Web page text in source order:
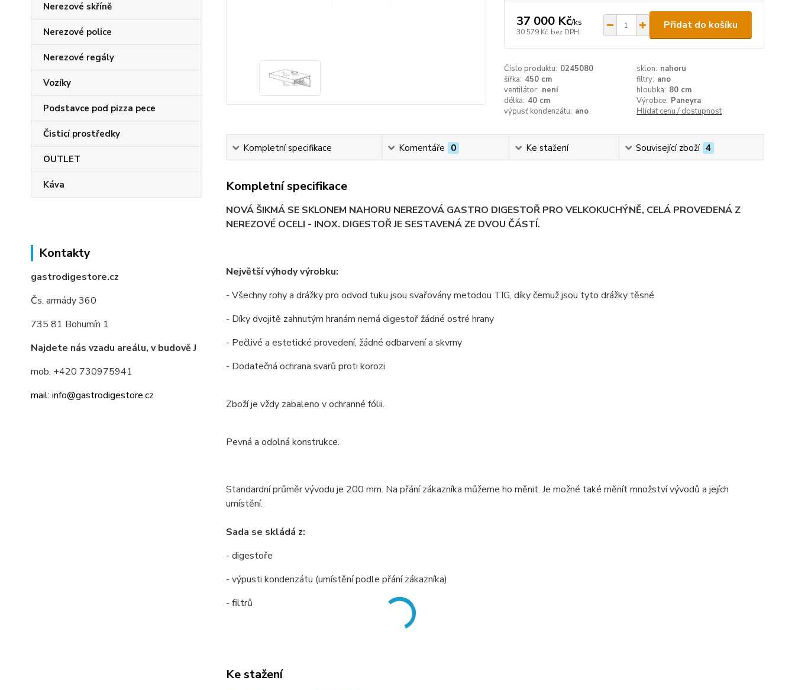
Nerezové skříně
Nerezové police
Nerezové regály
Vozíky
Podstavce pod pizza pece
Čisticí prostředky
OUTLET
Káva
Kontakty
gastrodigestore.cz
Čs. armády 360
735 81 Bohumín 1
Najdete nás vzadu areálu, v budově J
mob. +420 730975941
mail: info@gastrodigestore.cz
37 000 Kč/ks
30 579 Kč bez DPH
Přidat do košíku
Číslo produktu: 0245080 sklon: nahoru
šířka: 450 cm filtry: ano
ventilátor: není hloubka: 80 cm
délka: 40 cm Výrobce: Paneyra
výpusť kondenzátu: ano Hlídat cenu / dostupnost
Kompletní specifikace Komentáře 0 Ke stažení Související zboží 4
Kompletní specifikace
NOVÁ ŠIKMÁ SE SKLONEM NAHORU NEREZOVÁ GASTRO DIGESTOŘ PRO VELKOKUCHÝNĚ, CELÁ PROVEDENÁ Z
NEREZOVÉ OCELI - INOX. DIGESTOŘ JE SESTAVENÁ ZE DVOU ČÁSTÍ.
Největší výhody výrobku:
- Všechny rohy a drážky pro odvod tuku jsou svařovány metodou TIG, díky čemuž jsou tyto drážky těsné
- Díky dvojitě zahnutým hranám nemá digestoř žádné ostré hrany
- Pečlivé a estetické provedení, žádné odbarvení a skvrny
- Dodatečná ochrana svarů proti korozi
Zboží je vždy zabaleno v ochranné fólii.
Pevná a odolná konstrukce.
Standardní průměr vývodu je 200 mm. Na přání zákazníka můžeme ho měnit. Je možné také měnít množství vývodů a jejích
umístění.
Sada se skládá z:
- digestoře
- výpusti kondenzátu (umístění podle přání zákazníka)
- filtrů
Ke stažení